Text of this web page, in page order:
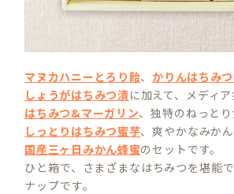
マヌカハニーとろり飴、 かりんはちみ
しょうがはちみつ漬に加えて、メディ
はちみつ&マーガリン、独特のねっと
しっとりはちみつ蜜芋、爽やかなみか
国産三ヶ日みかん蜂蜜のセットです。
ひと箱で、さまざまなはちみつを堪能
ナップです。